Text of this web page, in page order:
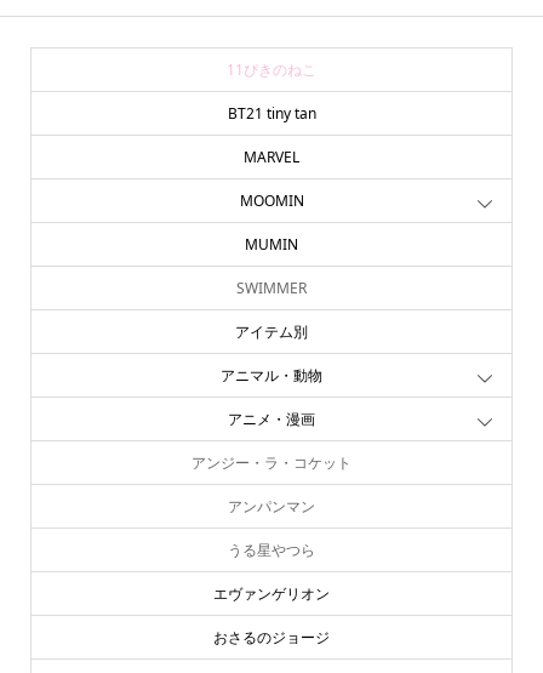
11ぴきのねこ
BT21 tiny tan
MARVEL
MOOMIN
MUMIN
SWIMMER
アイテム別
アニマル・動物
アニメ・漫画
アンジー・ラ・コケット
アンパンマン
うる星やつら
エヴァンゲリオン
おさるのジョージ